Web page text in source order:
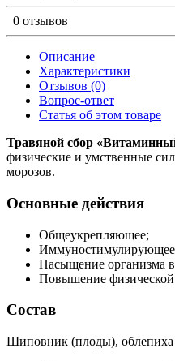
0 отзывов
Описание
Характеристики
Отзывов (0)
Вопрос-ответ
Статья об этом товаре
Травяной сбор
физические и умственные
морозов.
Основные действия
Общеукрепляющее;
Насыщение организма
Повышение физической
Состав
Шиповник (плоды), облепиха